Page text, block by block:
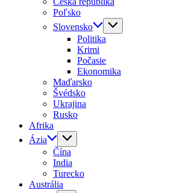
Poľsko
Slovensko
Politika
Krimi
Počasie
Ekonomika
Maďarsko
Švédsko
Ukrajina
Rusko
Afrika
Ázia
Čína
India
Turecko
Austrália